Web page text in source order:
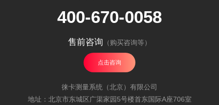
400-670-0058
售前咨询 （购买咨询等）
点击咨询
徕卡测量系统（北京）有限公司
地址：北京市东城区广渠家园5号楼首东国际A座706室